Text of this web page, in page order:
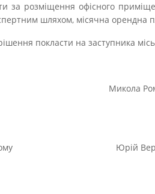
за розміщення офісного
шляхом, місячна орендна
покласти на заступника
Микола
Юрій